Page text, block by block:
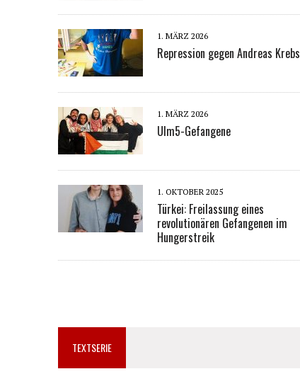
1. MÄRZ 2026
Repression gegen Andreas Krebs
1. MÄRZ 2026
Ulm5-Gefangene
1. OKTOBER 2025
Türkei: Freilassung eines
revolutionären Gefangenen im
Hungerstreik
TEXTSERIE